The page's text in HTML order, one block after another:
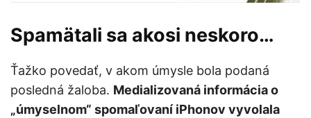
Spamätali sa akosi neskoro…
Ťažko povedať, v akom úmysle bola podaná
posledná žaloba. Medializovaná informácia o
„úmyselnom“ spomaľovaní iPhonov vyvolala